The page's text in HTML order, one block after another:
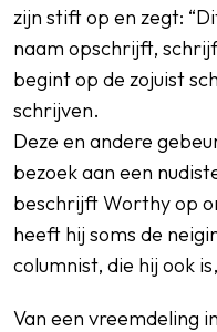
zijn stift op en zegt:
naam opschrijft,
begint op de zojuist
schrijven.
Deze en andere
bezoek aan een
beschrijft Worthy op
heeft hij soms de
columnist, die hij ook
Van een vreemdeling